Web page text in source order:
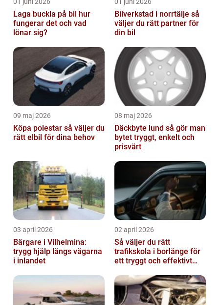
Laga buckla på bil hur
fungerar det och vad
lönar sig?
Bilverkstad i norrtälje så
väljer du rätt partner för
din bil
09 maj 2026
Köpa polestar så väljer du
rätt elbil för dina behov
08 maj 2026
Däckbyte lund så gör man
bytet tryggt, enkelt och
prisvärt
03 april 2026
Bärgare i Vilhelmina:
trygg hjälp längs vägarna
i inlandet
02 april 2026
Så väljer du rätt
trafikskola i borlänge för
ett tryggt och effektivt